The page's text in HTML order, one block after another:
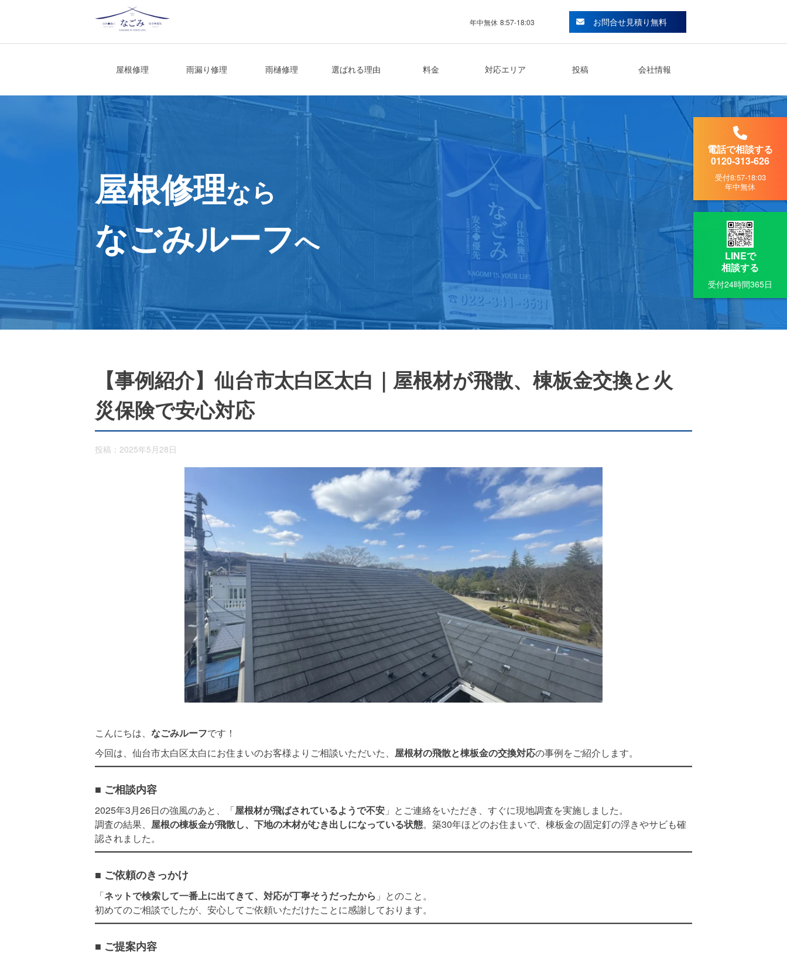
年中無休 8:57-18:03 お問合せ見積り無料
屋根修理 雨漏り修理 雨樋修理 選ばれる理由 料金 対応エリア 投稿 会社情報
屋根修理なら
なごみルーフへ
LINEで
相談する
受付24時間365日
電話で相談する
0120-313-626
受付8:57-18:03
年中無休
【事例紹介】仙台市太白区太白｜屋根材が飛散、棟板金交換と火
災保険で安心対応
投稿：2025年5月28日
こんにちは、 なごみルーフです！
今回は、仙台市太白区太白にお住まいのお客様よりご相談いただいた、 屋根材の飛散と棟板金の交換対応の事例をご紹介します。
■ ご相談内容
2025年3月26日の強風のあと、「屋根材が飛ばされているようで不安 」とご連絡をいただき、すぐに現地調査を実施しました。
調査の結果、 屋根の棟板金が飛散し、下地の木材がむき出しになっている状態。築30年ほどのお住まいで、棟板金の固定釘の浮きやサビも確
認されました。
■ ご依頼のきっかけ
「ネットで検索して一番上に出てきて、対応が丁寧そうだったから 」とのこと。
初めてのご相談でしたが、安心してご依頼いただけたことに感謝しております。
■ ご提案内容